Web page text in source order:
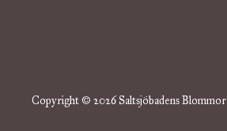
Copyright © 2026 Saltsjöbadens Blommor